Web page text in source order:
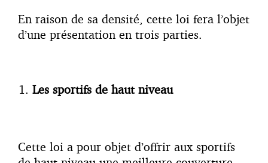
En raison de sa densité, cette loi fera l’objet
d’une présentation en trois parties.
Les sportifs de haut niveau
Cette loi a pour objet d’offrir aux sportifs